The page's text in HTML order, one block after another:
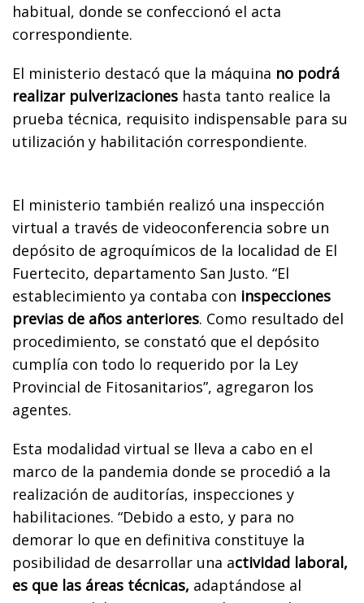
habitual, donde se confeccionó el acta
correspondiente.
El ministerio destacó que la máquina no podrá
realizar pulverizaciones hasta tanto realice la
prueba técnica, requisito indispensable para su
utilización y habilitación correspondiente.
El ministerio también realizó una inspección
virtual a través de videoconferencia sobre un
depósito de agroquímicos de la localidad de El
Fuertecito, departamento San Justo. “El
establecimiento ya contaba con inspecciones
previas de años anteriores. Como resultado del
procedimiento, se constató que el depósito
cumplía con todo lo requerido por la Ley
Provincial de Fitosanitarios”, agregaron los
agentes.
Esta modalidad virtual se lleva a cabo en el
marco de la pandemia donde se procedió a la
realización de auditorías, inspecciones y
habilitaciones. “Debido a esto, y para no
demorar lo que en definitiva constituye la
posibilidad de desarrollar una actividad laboral,
es que las áreas técnicas, adaptándose al